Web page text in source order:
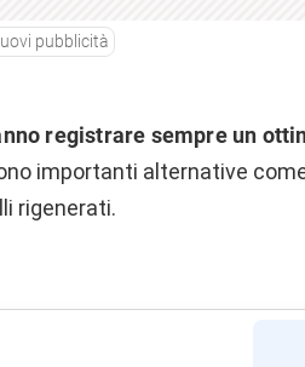
pubblicità
registrare sempre un
importanti alternative
rigenerati.